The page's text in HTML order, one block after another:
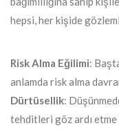
hepsi, her kişide
Risk Alma Eğilimi:
anlamda risk alma
Dürtüsellik:
tehditleri göz ardı etme